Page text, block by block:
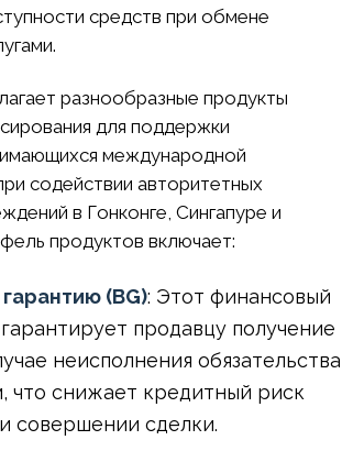
средств при обмене
разнообразные продукты
для поддержки
международной
содействии авторитетных
в Гонконге, Сингапуре и
продуктов включает:
(BG): Этот финансовый
продавцу получение
неисполнения обязательства
что снижает кредитный риск
совершении сделки.